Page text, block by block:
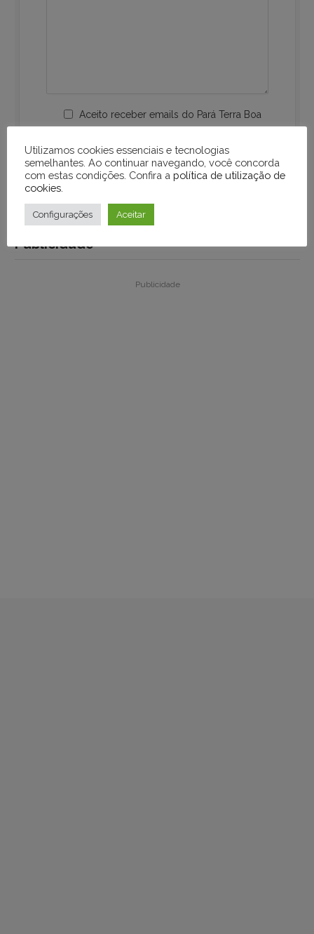
Aceito receber emails do Pará Terra Boa
Publicidade
Publicidade
Utilizamos cookies essenciais e tecnologias
semelhantes. Ao continuar navegando, você concorda
com estas condições. Confira a política de utilização de
cookies
Configurações Aceitar